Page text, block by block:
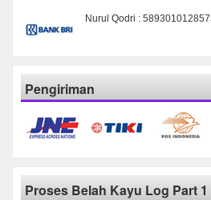
Nurul Qodri :
Pengiriman
Proses Belah Kayu Log Part 1